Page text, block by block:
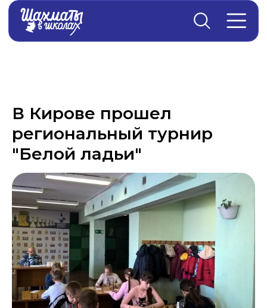
В Кирове прошел
региональный турнир
"Белой ладьи"